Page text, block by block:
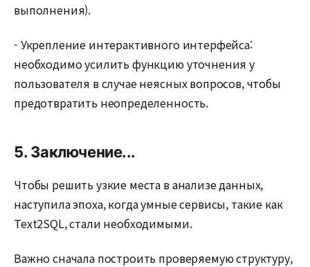
выполнения).
- Укрепление интерактивного интерфейса:
необходимо усилить функцию уточнения у
пользователя в случае неясных вопросов, чтобы
предотвратить неопределенность.
5. Заключение...
Чтобы решить узкие места в анализе данных,
наступила эпоха, когда умные сервисы, такие как
Text2SQL, стали необходимыми.
Важно сначала построить проверяемую структуру,